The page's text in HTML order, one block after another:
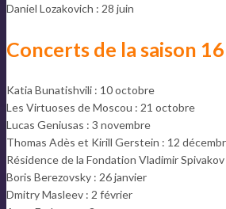
Daniel Lozakovich : 28 juin
Concerts de la saison
Katia Bunatishvili : 10 octobre
Les Virtuoses de Moscou : 21 octobre
Lucas Geniusas : 3 novembre
Thomas Adès et Kirill Gerstein : 12
Résidence de la Fondation Vladimir
Boris Berezovsky : 26 janvier
Dmitry Masleev : 2 février